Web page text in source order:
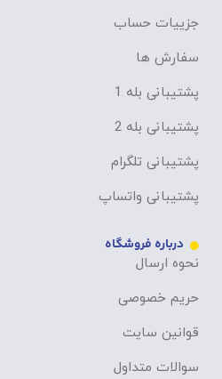
جزییات حساب
سفارش ها
پشتیبانی بله 1
پشتیبانی بله 2
پشتیبانی تلگرام
پشتیبانی واتساپ
درباره فروشگاه
نحوه ارسال
حریم خصوصی
قوانین سایت
سوالات متداول